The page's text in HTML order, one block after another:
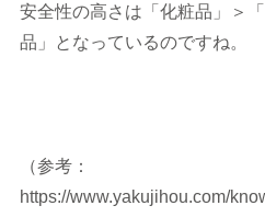
安全性の高さは「化粧品」＞
品」となっているのですね。
（参考：
https://www.yakujihou.com/